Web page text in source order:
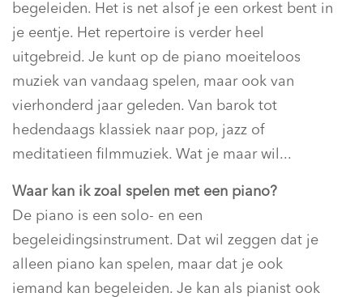
begeleiden. Het is net alsof je een orkest bent in
je eentje. Het repertoire is verder heel
uitgebreid. Je kunt op de piano moeiteloos
muziek van vandaag spelen, maar ook van
vierhonderd jaar geleden. Van barok tot
hedendaags klassiek naar pop, jazz of
meditatieen filmmuziek. Wat je maar wil...
Waar kan ik zoal spelen met een piano?
De piano is een solo- en een
begeleidingsinstrument. Dat wil zeggen dat je
alleen piano kan spelen, maar dat je ook
iemand kan begeleiden. Je kan als pianist ook